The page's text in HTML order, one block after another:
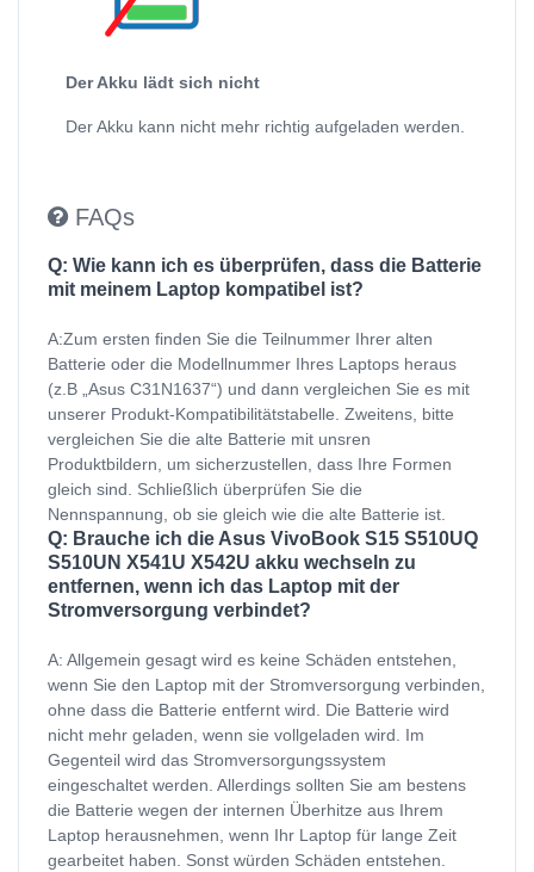
Der Akku lädt sich nicht
Der Akku kann nicht mehr richtig aufgeladen werden.
FAQs
Q: Wie kann ich es überprüfen, dass die Batterie
mit meinem Laptop kompatibel ist?
A:Zum ersten finden Sie die Teilnummer Ihrer alten
Batterie oder die Modellnummer Ihres Laptops heraus
(z.B „Asus C31N1637“) und dann vergleichen Sie es mit
unserer Produkt-Kompatibilitätstabelle. Zweitens, bitte
vergleichen Sie die alte Batterie mit unsren
Produktbildern, um sicherzustellen, dass Ihre Formen
gleich sind. Schließlich überprüfen Sie die
Nennspannung, ob sie gleich wie die alte Batterie ist.
Q: Brauche ich die Asus VivoBook S15 S510UQ
S510UN X541U X542U akku wechseln zu
entfernen, wenn ich das Laptop mit der
Stromversorgung verbindet?
A: Allgemein gesagt wird es keine Schäden entstehen,
wenn Sie den Laptop mit der Stromversorgung verbinden,
ohne dass die Batterie entfernt wird. Die Batterie wird
nicht mehr geladen, wenn sie vollgeladen wird. Im
Gegenteil wird das Stromversorgungssystem
eingeschaltet werden. Allerdings sollten Sie am bestens
die Batterie wegen der internen Überhitze aus Ihrem
Laptop herausnehmen, wenn Ihr Laptop für lange Zeit
gearbeitet haben. Sonst würden Schäden entstehen.